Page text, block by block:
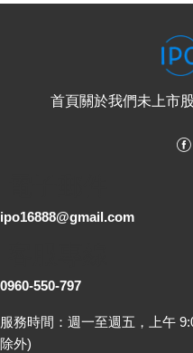
首頁關於我們未上市
ipo16888@gmail.com
0960-550-797
服務時間：週一至週五，上午
除外)